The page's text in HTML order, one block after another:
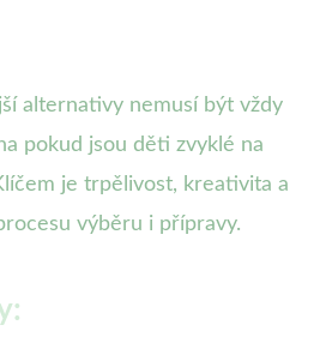
alternativy nemusí být vždy
pokud jsou děti zvyklé na
je trpělivost, kreativita a
výběru i přípravy.